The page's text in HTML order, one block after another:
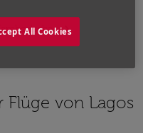
Flüge von Lagos
All Cookies